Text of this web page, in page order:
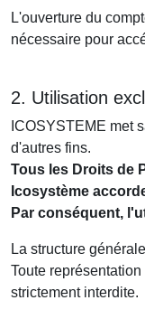
L'ouverture du
nécessaire pour
2. Utilisation
ICOSYSTEME met
d'autres fins.
Tous les Droits de
Icosystème
Par conséquent,
La structure
Toute
strictement interdite.